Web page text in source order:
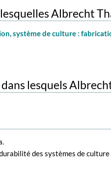
Albrecht
système de culture :
lesquels
des systèmes de culture